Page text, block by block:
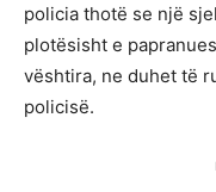
policia thotë se një
plotësisht e
vështira, ne duhet të
policisë.